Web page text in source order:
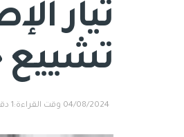
تيار
تشييع
04/08/2024 وقت القراءة:1 دقيقة للقراءة